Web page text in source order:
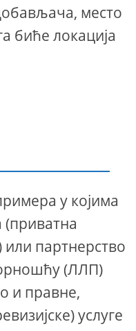
место
биће локација
у којима
(приватна
партнерство
(ЛЛП)
и правне,
услуге